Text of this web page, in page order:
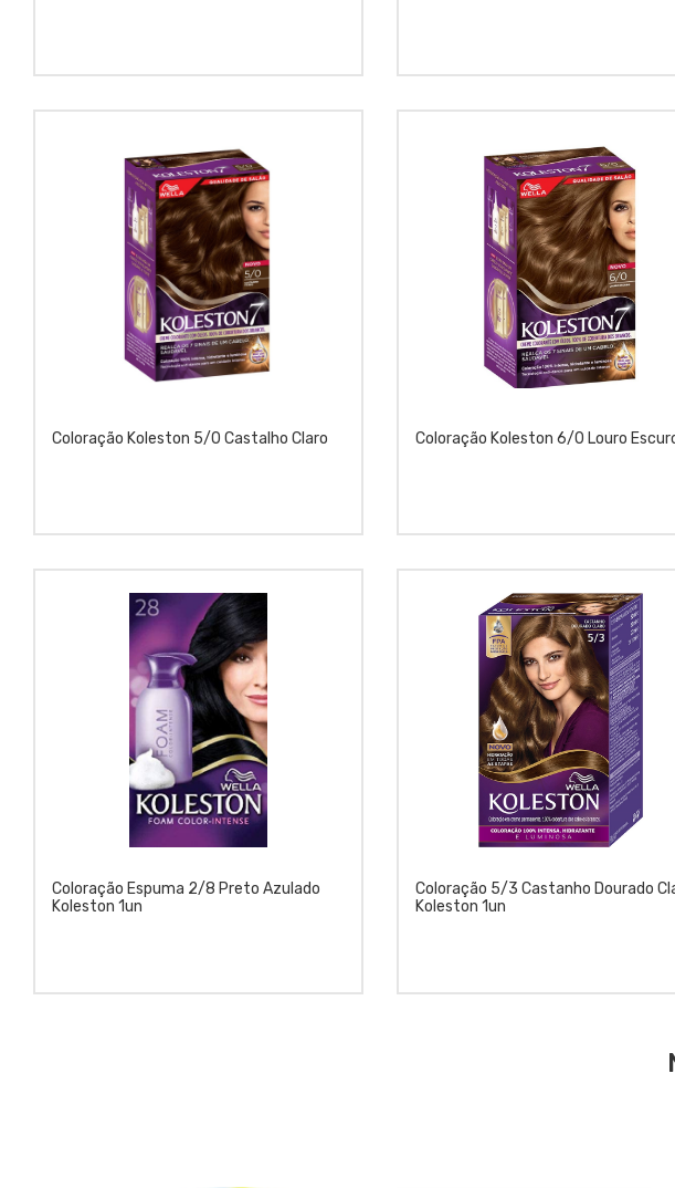
Coloração Koleston 5/0 Castalho Claro Coloração Koleston 6/0 Louro
Coloração Espuma 2/8 Preto Azulado
Koleston 1un
Coloração 5/3 Castanho Dourado
Koleston 1un